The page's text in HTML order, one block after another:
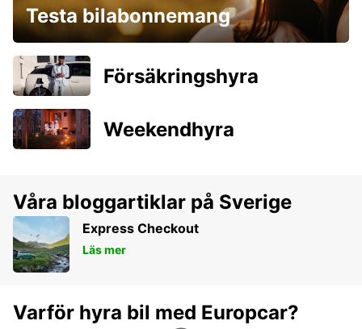
Testa bilabonnemang
Försäkringshyra
Weekendhyra
Våra bloggartiklar på Sverige
Express Checkout
Läs mer
Varför hyra bil med Europcar?